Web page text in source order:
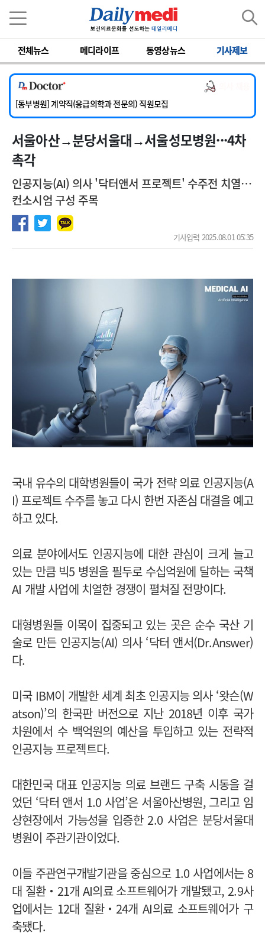
전체뉴스 메디라이프 동영상뉴스 기사제보
[서울아산병원] 2026년 하반기 인턴 모집
[영남대학교의료원] 마취통증의학과 임기제 임상의사 채용
[충남대학교병원] 소아청소년과(소아응급전담) 계약직 의사 공개채용
[동부병원] 계약직(응급의학과 전문의) 직원모집
[이대목동병원] 하반기 전공의(레지던트1년차) 모집
[서울아산병원] 2026년 하반기 인턴 모집
[영남대학교의료원] 마취통증의학과 임기제 임상의사 채용
서울아산→분당서울대→서울성모병원···4차
촉각
인공지능(AI) 의사 '닥터앤서 프로젝트' 수주전 치열…
컨소시엄 구성 주목
기사입력 2025.08.01 05:35
국내 유수의 대학병원들이 국가 전략 의료 인공지능(A
I) 프로젝트 수주를 놓고 다시 한번 자존심 대결을 예고
하고 있다.
의료 분야에서도 인공지능에 대한 관심이 크게 늘고
있는 만큼 빅5 병원을 필두로 수십억원에 달하는 국책
AI 개발 사업에 치열한 경쟁이 펼쳐질 전망이다.
대형병원들 이목이 집중되고 있는 곳은 순수 국산 기
술로 만든 인공지능(AI) 의사 ‘닥터 앤서(Dr.Answer)
다.
미국 IBM이 개발한 세계 최초 인공지능 의사 ‘왓슨(W
atson)’의 한국판 버전으로 지난 2018년 이후 국가
차원에서 수 백억원의 예산을 투입하고 있는 전략적
인공지능 프로젝트다.
대한민국 대표 인공지능 의료 브랜드 구축 시동을 걸
었던 ‘닥터 앤서 1.0 사업’은 서울아산병원, 그리고 임
상현장에서 가능성을 입증한 2.0 사업은 분당서울대
병원이 주관기관이었다.
이들 주관연구개발기관을 중심으로 1.0 사업에서는 8
대 질환‧21개 AI의료 소프트웨어가 개발됐고, 2.9사
업에서는 12대 질환‧24개 AI의료 소프트웨어가 구
축됐다.